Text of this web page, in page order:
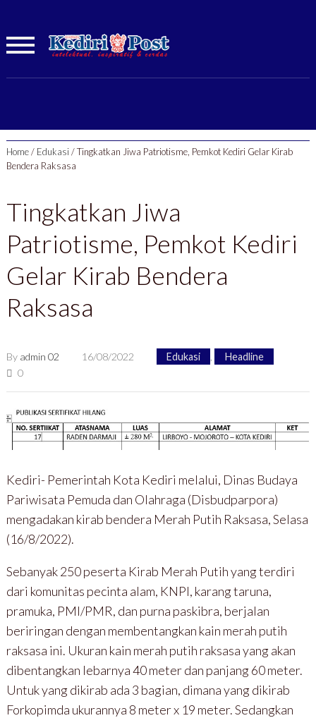
Home/ Edukasi /Tingkatkan Jiwa Patriotisme, Pemkot Kediri Gelar Kirab
Bendera Raksasa
Tingkatkan Jiwa
Patriotisme, Pemkot Kediri
Gelar Kirab Bendera
Raksasa
By admin 02 16/08/2022 Edukasi
Headline
0
Kediri- Pemerintah Kota Kediri melalui, Dinas Budaya
Pariwisata Pemuda dan Olahraga (Disbudparpora)
mengadakan kirab bendera Merah Putih Raksasa, Selasa
(16/8/2022).
Sebanyak 250 peserta Kirab Merah Putih yang terdiri
dari komunitas pecinta alam, KNPI, karang taruna,
pramuka, PMI/PMR, dan purna paskibra, berjalan
beriringan dengan membentangkan kain merah putih
raksasa ini. Ukuran kain merah putih raksasa yang akan
dibentangkan lebarnya 40 meter dan panjang 60 meter.
Untuk yang dikirab ada 3 bagian, dimana yang dikirab
Forkopimda ukurannya 8 meter x 19 meter. Sedangkan